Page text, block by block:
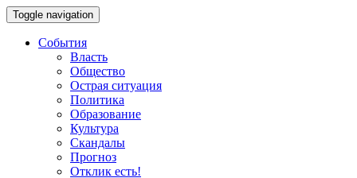
Toggle navigation
События
Власть
Общество
Острая ситуация
Политика
Образование
Культура
Скандалы
Прогноз
Отклик есть!